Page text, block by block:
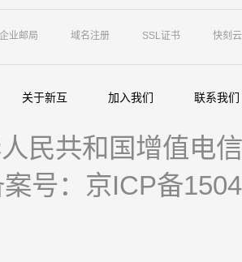
企业邮局 域名注册 SSL证书 快刻云
关于新互 加入我们 联系我们
人民共和国增值电
案号：京ICP备